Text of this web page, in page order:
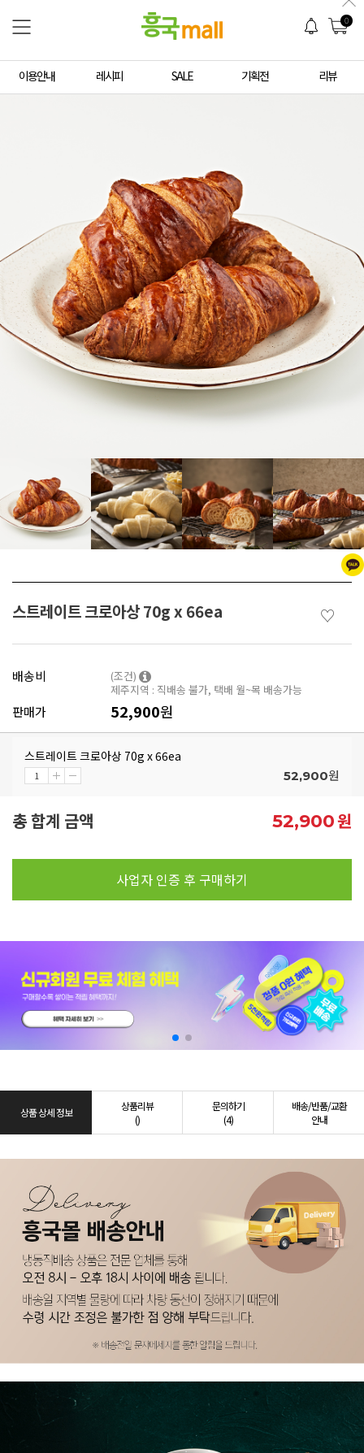
0
이용안내 레시피 SALE 기획전 리뷰
스트레이트 크로아상 70g x 66ea ♡
배송비
(조건)
제주지역 : 직배송 불가, 택배 월~목 배송가능
판매가 52,900원
스트레이트 크로아상 70g x 66ea
52,900원
총 합계 금액 52,900원
사업자 인증 후 구매하기
상품 상세 정보
상품리뷰
()
문의하기
(4)
배송/반품/교환
안내